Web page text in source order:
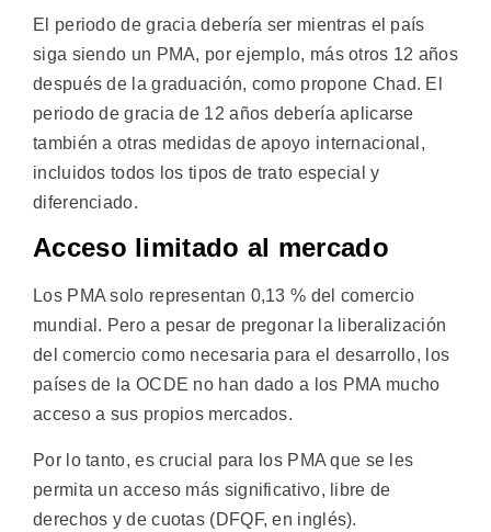
El periodo de gracia debería ser mientras el país
siga siendo un PMA, por ejemplo, más otros 12 años
después de la graduación, como propone Chad. El
periodo de gracia de 12 años debería aplicarse
también a otras medidas de apoyo internacional,
incluidos todos los tipos de trato especial y
diferenciado.
Acceso limitado al mercado
Los PMA solo representan 0,13 % del comercio
mundial. Pero a pesar de pregonar la liberalización
del comercio como necesaria para el desarrollo, los
países de la OCDE no han dado a los PMA mucho
acceso a sus propios mercados.
Por lo tanto, es crucial para los PMA que se les
permita un acceso más significativo, libre de
derechos y de cuotas (DFQF, en inglés).